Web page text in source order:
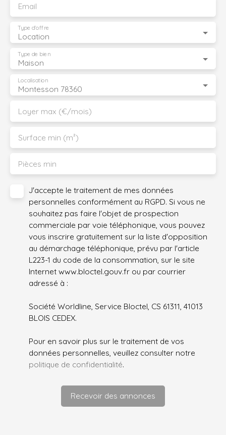
Email
Location
Type d'offre
Maison
Type de bien
Montesson 78360
Localisation
Loyer max (€/mois)
Surface min (m²)
Pièces min
J'accepte le traitement de mes données
personnelles conformément au RGPD. Si vous ne
souhaitez pas faire l'objet de prospection
commerciale par voie téléphonique, vous pouvez
vous inscrire gratuitement sur la liste d'opposition
au démarchage téléphonique, prévu par l'article
L223-1 du code de la consommation, sur le site
Internet www.bloctel.gouv.fr ou par courrier
adressé à :
Société Worldline, Service Bloctel, CS 61311, 41013
BLOIS CEDEX.
Pour en savoir plus sur le traitement de vos
données personnelles, veuillez consulter notre
politique de confidentialité.
Recevoir des annonces